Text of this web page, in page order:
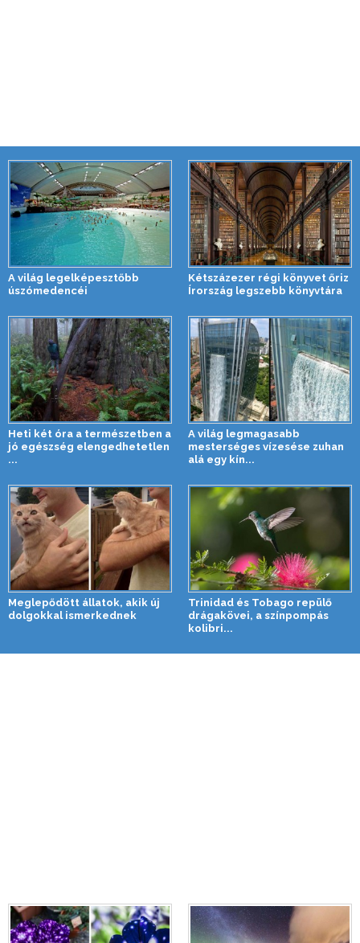
A világ legelképesztőbb
úszómedencéi
Kétszázezer régi könyvet őriz
Írország legszebb könyvtára
Heti két óra a természetben a
jó egészség elengedhetetlen
...
A világ legmagasabb
mesterséges vízesése zuhan
alá egy kín...
Meglepődött állatok, akik új
dolgokkal ismerkednek
Trinidad és Tobago repülő
drágakövei, a színpompás
kolibri...